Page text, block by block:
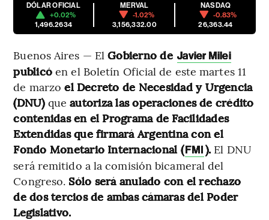
DÓLAR OFICIAL
+0.02%
1,496.2634
MERVAL
-1.02%
3,156,332.00
NASDAQ
-0.83%
26,363.44
Buenos Aires — ElGobierno de Javier Milei
publicó en el Boletín Oficial de este martes 11
de marzoel Decreto de Necesidad y Urgencia
(DNU)que autoriza las operaciones de crédito
contenidas en el Programa de Facilidades
Extendidas que firmará Argentina con el
Fondo Monetario Internacional (FMI). El DNU
será remitido a la comisión bicameral del
Congreso. Sólo será anulado con el rechazo
de dos tercios de ambas cámaras del Poder
Legislativo.